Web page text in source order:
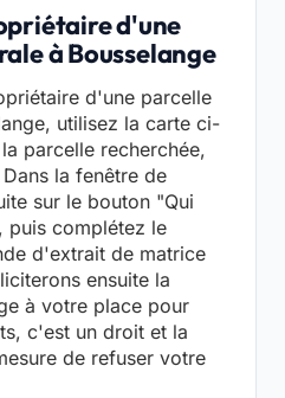
d'une
à Bousselange
d'une parcelle
utilisez la carte ci-
parcelle recherchée,
la fenêtre de
sur le bouton "Qui
puis complétez le
d'extrait de matrice
ensuite la
à votre place pour
c'est un droit et la
de refuser votre